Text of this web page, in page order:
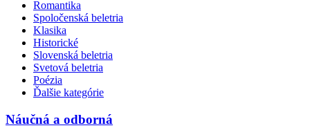
Romantika
Spoločenská beletria
Klasika
Historické
Slovenská beletria
Svetová beletria
Poézia
Ďalšie kategórie
Náučná a odborná